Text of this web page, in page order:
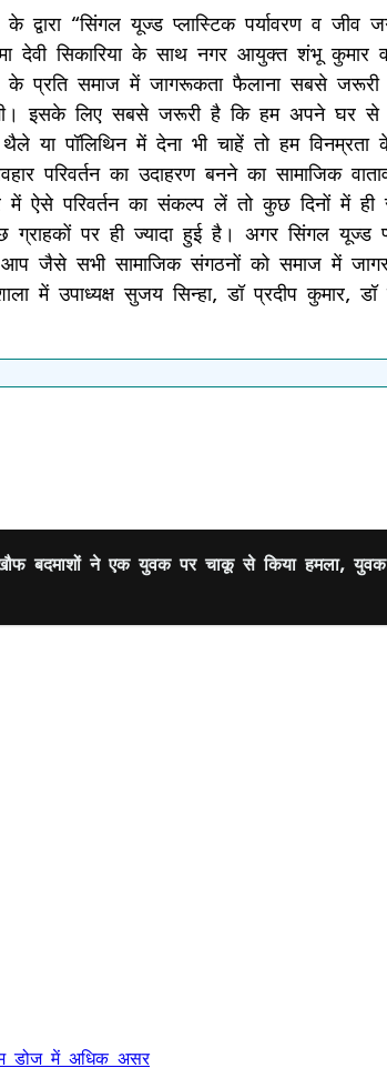
द्वारा “सिंगल यूज्ड प्लास्टिक पर्यावरण व
देवी सिकारिया के साथ नगर आयुक्त शंभू
के प्रति समाज में जागरूकता फैलाना सबसे
इसके लिए सबसे जरूरी है कि हम अपने घर
या पॉलिथिन में देना भी चाहें तो हम
परिवर्तन का उदाहरण बनने का सामाजिक
परिवर्तन का संकल्प लें तो कुछ दिनों में
पर ही ज्यादा हुई है। अगर सिंगल यूज्ड
सभी सामाजिक संगठनों को समाज में
में उपाध्यक्ष सुजय सिन्हा, डॉ प्रदीप कुमार, डॉ
बदमाशों ने एक युवक पर चाकू से किया हमला,